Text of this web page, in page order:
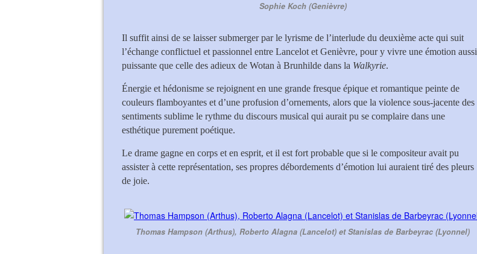
Sophie Koch (Genièvre)
Il suffit ainsi de se laisser submerger par le lyrisme de l’interlude du deuxième acte qui suit
l’échange conflictuel et passionnel entre Lancelot et Genièvre, pour y vivre une émotion aussi
puissante que celle des adieux de Wotan à Brunhilde dans la Walkyrie.
Énergie et hédonisme se rejoignent en une grande fresque épique et romantique peinte de
couleurs flamboyantes et d’une profusion d’ornements, alors que la violence sous-jacente des
sentiments sublime le rythme du discours musical qui aurait pu se complaire dans une
esthétique purement poétique.
Le drame gagne en corps et en esprit, et il est fort probable que si le compositeur avait pu
assister à cette représentation, ses propres débordements d’émotion lui auraient tiré des pleurs
de joie.
Thomas Hampson (Arthus), Roberto Alagna (Lancelot) et Stanislas de Barbeyrac (Lyonnel)